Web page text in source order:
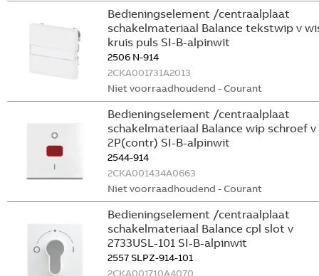
Bedieningselement /centraalplaat
schakelmateriaal Balance tekstwip v
kruis puls SI-B-alpinwit
2506 N-914
2CKA001731A2013
Niet voorraadhoudend - Courant
Bedieningselement /centraalplaat
schakelmateriaal Balance wip schroef v
2P(contr) SI-B-alpinwit
2544-914
2CKA001434A0663
Niet voorraadhoudend - Courant
Bedieningselement /centraalplaat
schakelmateriaal Balance cpl slot v
2733USL-101 SI-B-alpinwit
2557 SLPZ-914-101
2CKA001710A4070